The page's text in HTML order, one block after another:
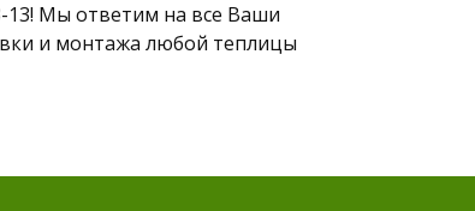
13! Мы ответим на все Ваши
и монтажа любой теплицы